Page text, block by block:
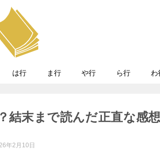
は行 ま行 や行 ら行 わ
結末まで読んだ正直な感想
年2月10日